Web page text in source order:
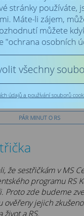
RS NOVÁ DIAGNÓZA
PŘÍBĚHY PACIENTŮ
RODINA A VZTAHY
DUŠE A TĚLO
LÉČENÍ A ŽIVOT S RS
CO VÍ JEN SESTŘIČKA
RADY PRO VÁS
PÁR MINUT O RS
že sestřičkám v MS
programu RS
Proto zde budeme
ověřeny jejich
a RS.
stránky používáte,
Máte-li zájem,
můžete
"ochrana osobních
všechny
údajů a používání souborů